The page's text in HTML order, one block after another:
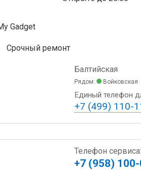
Gadget
Срочный ремонт
Балтийская
Рядом: Войковская
Единый телефон
+7 (499) 110-
Телефон сервиса:
+7 (958)